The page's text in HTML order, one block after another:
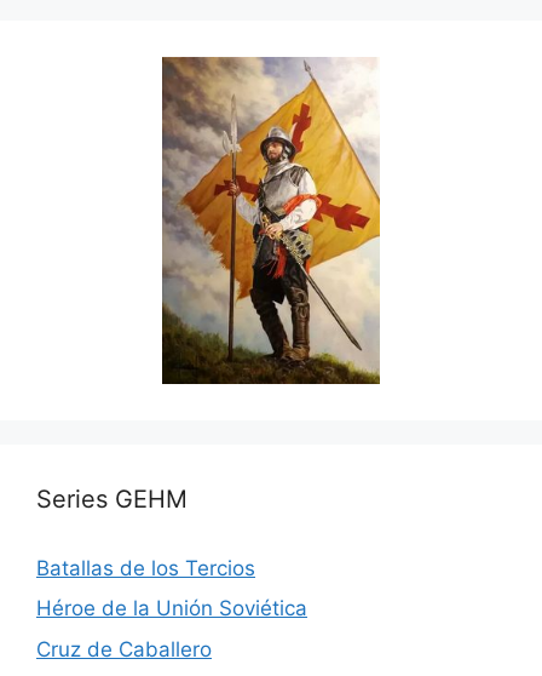
Series GEHM
Batallas de los Tercios
Héroe de la Unión Soviética
Cruz de Caballero